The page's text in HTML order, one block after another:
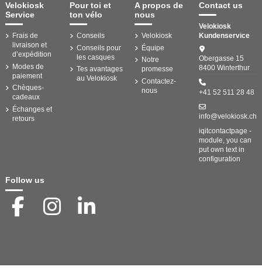
Velokiosk
Service
Frais de
livraison et
d’expédition
Modes de
paiement
Chèques-
cadeaux
Échanges et
retours
Pour toi et
ton vélo
Conseils
Conseils pour
les casques
Tes avantages
au Velokiosk
A propos de
nous
Velokiosk
Équipe
Notre
promesse
Contactez-
nous
Contact us
Velokiosk
Kundenservice
Obergasse 15
8400 Winterthur
+41 52 511 28 48
info@velokiosk.ch
iqitcontactpage -
module, you can
put own text in
configuration
Follow us